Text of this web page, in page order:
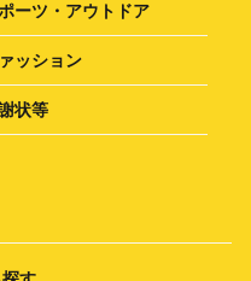
ーツ・アウトドア
ッション
状等